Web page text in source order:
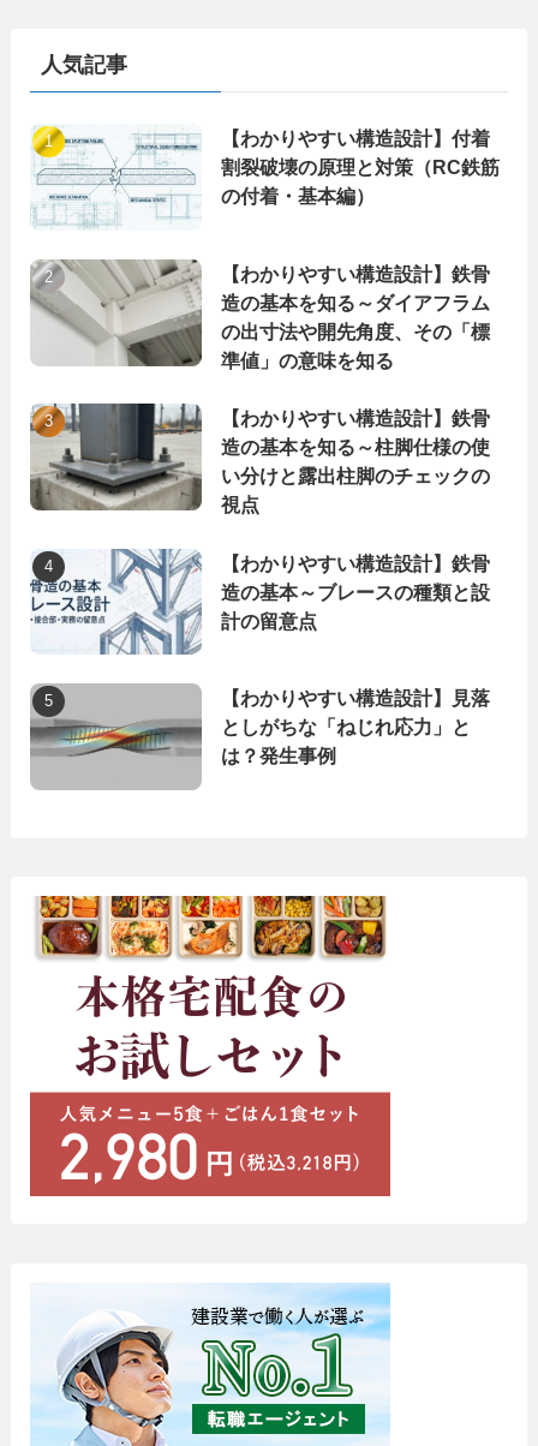
人気記事
【わかりやすい構造設計】付着
割裂破壊の原理と対策（RC鉄筋
の付着・基本編）
【わかりやすい構造設計】鉄骨
造の基本を知る～ダイアフラム
の出寸法や開先角度、その「標
準値」の意味を知る
【わかりやすい構造設計】鉄骨
造の基本を知る～柱脚仕様の使
い分けと露出柱脚のチェックの
視点
【わかりやすい構造設計】鉄骨
造の基本～ブレースの種類と設
計の留意点
【わかりやすい構造設計】見落
としがちな「ねじれ応力」と
は？発生事例